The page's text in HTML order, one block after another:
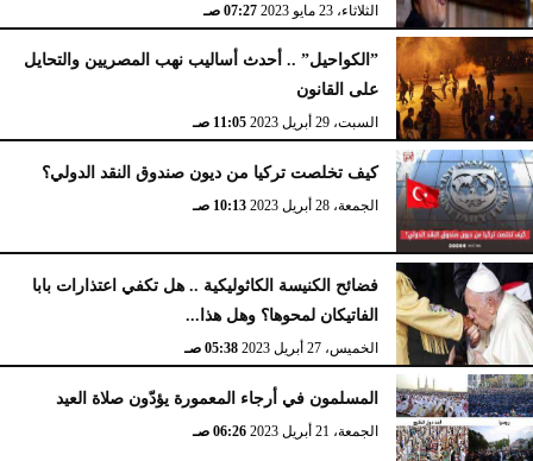
الثلاثاء، 23 مايو 2023 07:27 صـ
”الكواحيل” .. أحدث أساليب نهب المصريين والتحايل
على القانون
السبت، 29 أبريل 2023 11:05 صـ
كيف تخلصت تركيا من ديون صندوق النقد الدولي؟
الجمعة، 28 أبريل 2023 10:13 صـ
فضائح الكنيسة الكاثوليكية .. هل تكفي اعتذارات بابا
الفاتيكان لمحوها؟ وهل هذا...
الخميس، 27 أبريل 2023 05:38 صـ
المسلمون في أرجاء المعمورة يؤدّون صلاة العيد
الجمعة، 21 أبريل 2023 06:26 صـ